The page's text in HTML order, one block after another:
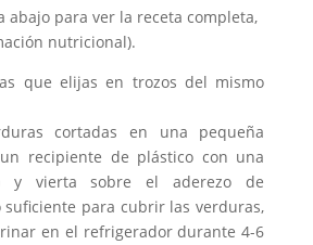
abajo para ver la receta completa,
nutricional).
que elijas en trozos del mismo
cortadas en una pequeña
recipiente de plástico con una
y vierta sobre el aderezo de
para cubrir las verduras,
en el refrigerador durante 4-6